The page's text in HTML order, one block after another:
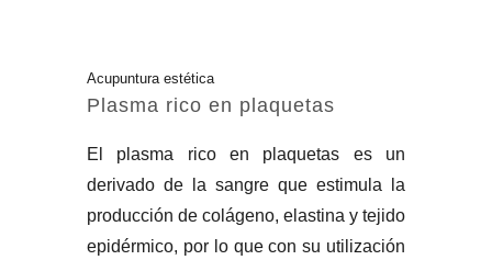
Acupuntura estética
Plasma rico en plaquetas
El plasma rico en plaquetas es un
derivado de la sangre que estimula la
producción de colágeno, elastina y tejido
epidérmico, por lo que con su utilización